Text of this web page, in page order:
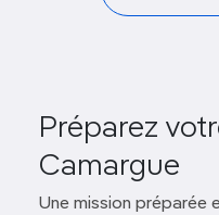
Préparez
Camargue
Une mission préparée